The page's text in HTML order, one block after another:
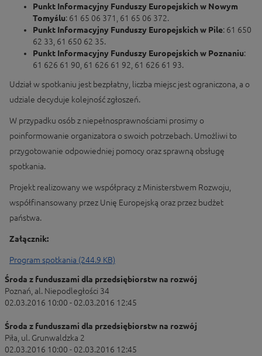
Punkt Informacyjny Funduszy Europejskich w Nowym
Tomyślu: 61 65 06 371, 61 65 06 372.
Punkt Informacyjny Funduszy Europejskich w Pile: 61 650
62 33, 61 650 62 35.
Punkt Informacyjny Funduszy Europejskich w Poznaniu:
61 626 61 90, 61 626 61 92, 61 626 61 93.
Udział w spotkaniu jest bezpłatny, liczba miejsc jest ograniczona, a o
udziale decyduje kolejność zgłoszeń.
W przypadku osób z niepełnosprawnościami prosimy o
poinformowanie organizatora o swoich potrzebach. Umożliwi to
przygotowanie odpowiedniej pomocy oraz sprawną obsługę
spotkania.
Projekt realizowany we współpracy z Ministerstwem Rozwoju,
współfinansowany przez Unię Europejską oraz przez budżet
państwa.
Załącznik:
Program spotkania (244.9 KB)
Środa z funduszami dla przedsiębiorstw na rozwój
Poznań, al. Niepodległości 34
02.03.2016 10:00 - 02.03.2016 12:45
Środa z funduszami dla przedsiębiorstw na rozwój
Piła, ul. Grunwaldzka 2
02.03.2016 10:00 - 02.03.2016 12:45